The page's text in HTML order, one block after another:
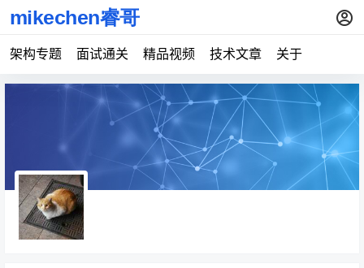
架构专题 面试通关 精品视频 技术文章 关于